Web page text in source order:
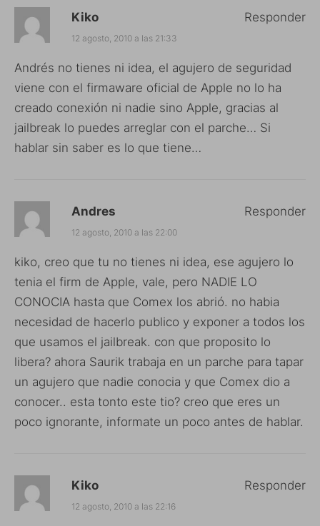
Kiko
12 agosto, 2010 a las 21:33
Andrés no tienes ni idea, el agujero de seguridad
viene con el firmaware oficial de Apple no lo ha
creado conexión ni nadie sino Apple, gracias al
jailbreak lo puedes arreglar con el parche… Si
hablar sin saber es lo que tiene…
Responder
Andres
12 agosto, 2010 a las 22:00
kiko, creo que tu no tienes ni idea, ese agujero lo
tenia el firm de Apple, vale, pero NADIE LO
CONOCIA hasta que Comex los abrió. no habia
necesidad de hacerlo publico y exponer a todos los
que usamos el jailbreak. con que proposito lo
libera? ahora Saurik trabaja en un parche para tapar
un agujero que nadie conocia y que Comex dio a
conocer.. esta tonto este tio? creo que eres un
poco ignorante, informate un poco antes de hablar.
Responder
Kiko
12 agosto, 2010 a las 22:16
Responder